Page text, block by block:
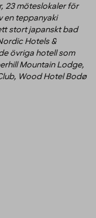
23 möteslokaler för
en teppanyaki
stort japanskt bad
Hotels &
övriga hotell som
Mountain Lodge,
Wood Hotel Bodø